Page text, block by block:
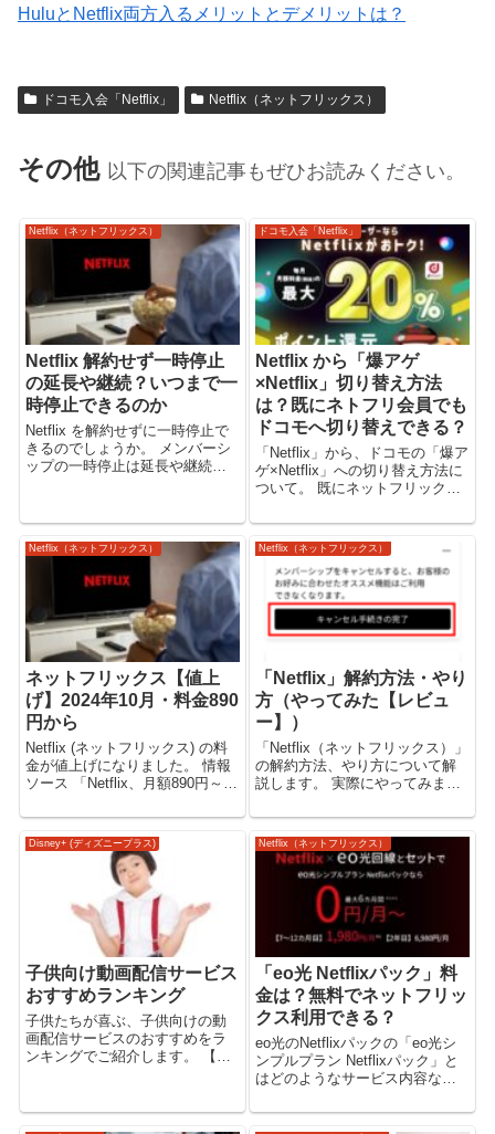
HuluとNetflix両方入るメリットとデメリットは？
ドコモ入会「Netflix」 Netflix（ネットフリックス）
その他 以下の関連記事もぜひお読みください。
Netflix（ネットフリックス）
Netflix 解約せず一時停止
の延長や継続？いつまで一
時停止できるのか
Netflix を解約せずに一時停止で
きるのでしょうか。 メンバーシ
ップの一時停止は延長や継続で
しないで一時停止することもで
は、Netf...
ドコモ入会「Netflix」
Netflix から「爆アゲ
×Netflix」切り替え方法
は？既にネトフリ会員でも
ドコモへ切り替えできる？
「Netflix」から、ドコモの「爆ア
ゲ×Netflix」への切り替え方法に
ついて。 既にネットフリックス
替えできるのでしょうか。 切り
替えできますが、いくつか注意
点もありますので、「ドコモ経
由 Netflix」...
Netflix（ネットフリックス）
ネットフリックス【値上
げ】2024年10月・料金890
円から
Netflix (ネットフリックス) の料
金が値上げになりました。 情報
ソース 「Netflix、月額890円～に
2024年10月10日） 新料金
（Netflix） Netflix (ネットフリッ
クス)の新...
Netflix（ネットフリックス）
「Netflix」解約方法・やり
方（やってみた【レビュ
ー】）
「Netflix（ネットフリックス）」
の解約方法、やり方について解
説します。 実際にやってみまし
ュー。 サブスクリプションを解
約（「Netflix（ネットフリック
ス）」） 「Netflix（ネットフリ
ックス）」の...
Disney+ (ディズニープラス)
子供向け動画配信サービス
おすすめランキング
子供たちが喜ぶ、子供向けの動
画配信サービスのおすすめをラ
ンキングでご紹介します。 【第1
日本テレビ系列の動画配信サー
Netflix（ネットフリックス）
「eo光 Netflixパック」料
金は？無料でネットフリッ
クス利用できる？
eo光のNetflixパックの「eo光シ
ンプルプラン Netflixパック」と
はどのようなサービス内容なの
用できるキャンペーンなどにつ